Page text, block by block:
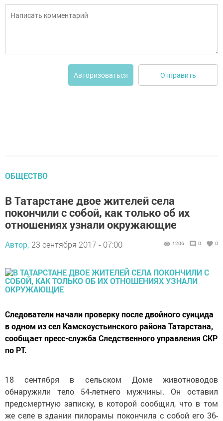
Авторизоваться Отправить
ОБЩЕСТВО
В Татарстане двое жителей села
покончили с собой, как только об их
отношениях узнали окружающие
Автор, 23 сентября 2017 - 07:00 1206 0 0
Следователи начали проверку после двойного суицида
в одном из сел Камскоустьинского района Татарстана,
сообщает пресс-служба Следственного управления СКР
по РТ.
18 сентября в сельском Доме животноводов
обнаружили тело 54-летнего мужчины. Он оставил
предсмертную записку, в которой сообщил, что в том
же селе в здании пилорамы покончила с собой его 36-